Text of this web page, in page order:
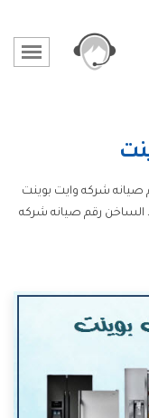
صيانه شركه وايت بوينت
الساخن رقم صيانه شركه